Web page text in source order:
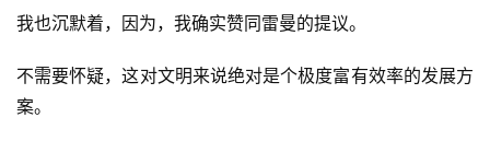
投
文
章
我也沉默着，因为，我确实赞同雷曼的提议。
不需要怀疑，这对文明来说绝对是个极度富有效率的发展方
案。